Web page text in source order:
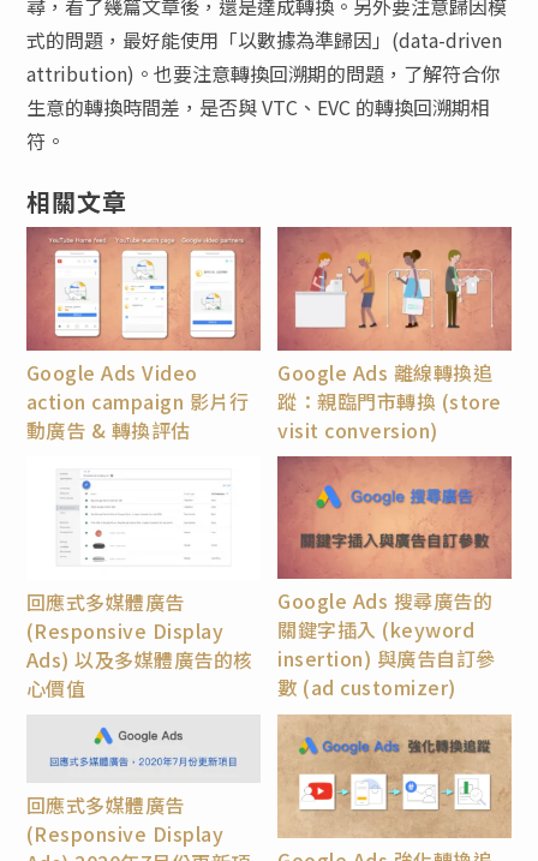
尋，看了幾篇文章後，還是達成轉換。另外要注意歸因模
式的問題，最好能使用「以數據為準歸因」(data-driven
attribution)。也要注意轉換回溯期的問題，了解符合你
生意的轉換時間差，是否與 VTC、EVC 的轉換回溯期相
符。
相關文章
Google Ads Video
action campaign 影片行
動廣告 & 轉換評估
Google Ads 離線轉換追
蹤：親臨門市轉換 (store
visit conversion)
回應式多媒體廣告
(Responsive Display
Ads) 以及多媒體廣告的核
心價值
Google Ads 搜尋廣告的
關鍵字插入 (keyword
insertion) 與廣告自訂參
數 (ad customizer)
回應式多媒體廣告
(Responsive Display